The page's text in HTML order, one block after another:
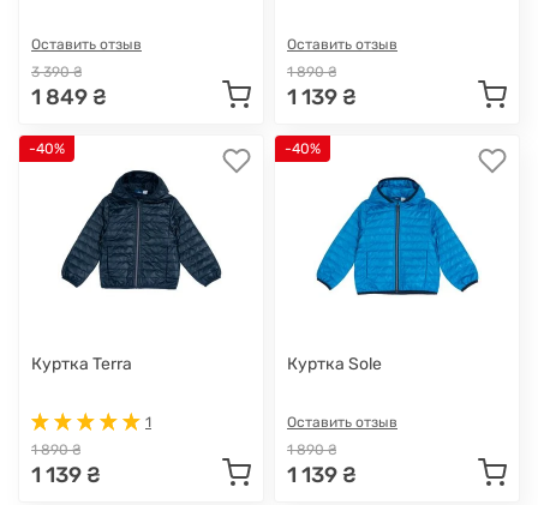
Оставить отзыв
3 390 ₴
1 849 ₴
Оставить отзыв
1 890 ₴
1 139 ₴
-40%
Куртка Terra
1
1 890 ₴
1 139 ₴
-40%
Куртка Sole
Оставить отзыв
1 890 ₴
1 139 ₴